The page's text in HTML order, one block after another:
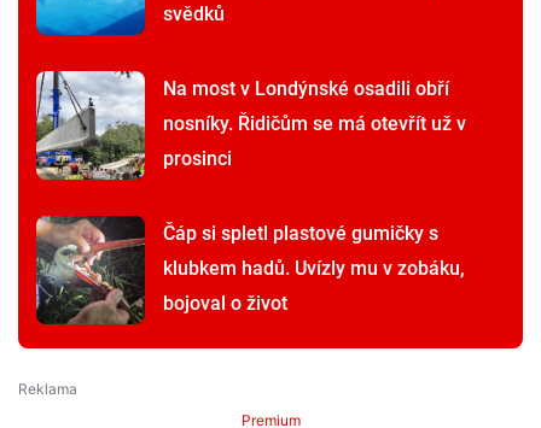
svědků
Na most v Londýnské osadili obří
nosníky. Řidičům se má otevřít už v
prosinci
Čáp si spletl plastové gumičky s
klubkem hadů. Uvízly mu v zobáku,
bojoval o život
Premium